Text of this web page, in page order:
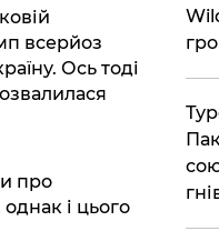
всерйоз
Ось тоді
про
і цього